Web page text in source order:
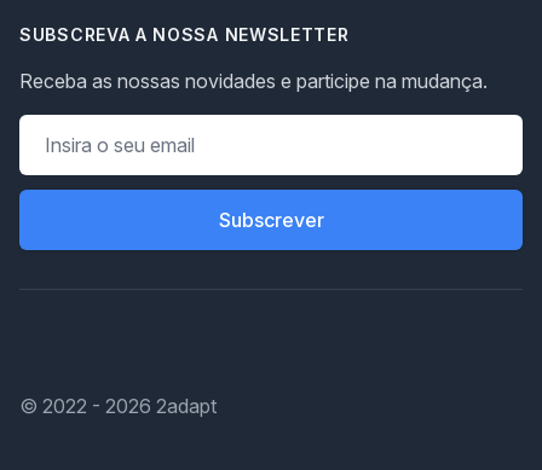
SUBSCREVA A NOSSA NEWSLETTER
Receba as nossas novidades e participe na mudança.
Subscrever
© 2022 - 2026 2adapt